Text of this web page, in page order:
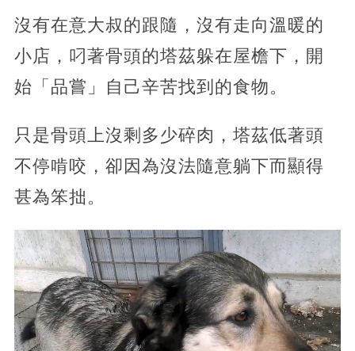
沒有在意大叔的跟隨，沒有走向溫暖的
小店，叼著骨頭的塔茲躲在屋檐下，開
始「品嘗」自己辛苦找到的食物。
只是骨頭上沒剩多少碎肉，塔茲低著頭
不停啃咬，卻因為沒法隨意躺下而顯得
甚為笨拙。